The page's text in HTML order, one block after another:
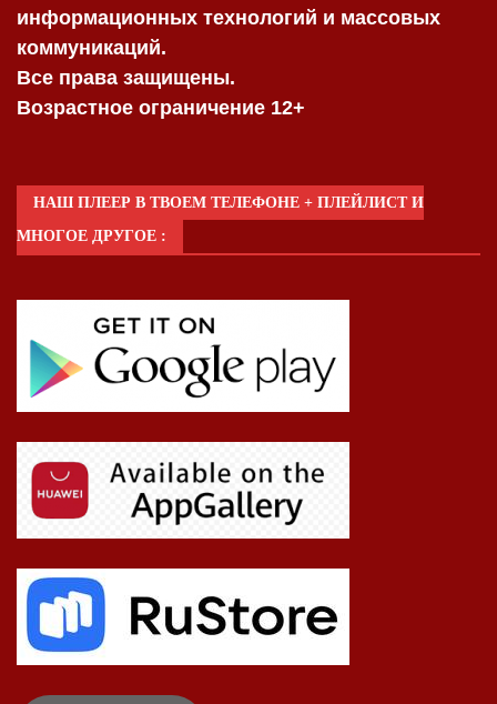
информационных технологий и массовых
коммуникаций.
Все права защищены.
Возрастное ограничение 12+
НАШ ПЛЕЕР В ТВОЕМ ТЕЛЕФОНЕ + ПЛЕЙЛИСТ И
МНОГОЕ ДРУГОЕ :